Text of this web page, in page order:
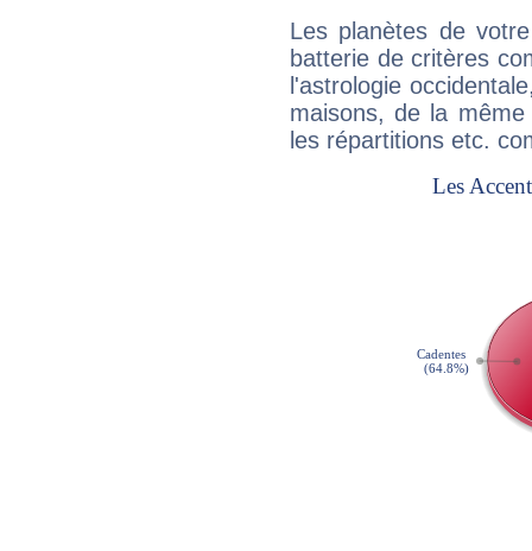
Les planètes de
batterie de critères
l'astrologie
maisons, de la
les répartitions etc.